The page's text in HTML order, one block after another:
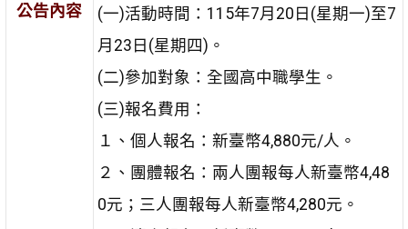
公告內容
(一)活動時間：115年7月20日(星期一)至7
月23日(星期四)。
(二)參加對象：全國高中職學生。
(三)報名費用：
１、個人報名：新臺幣4,880元/人。
２、團體報名：兩人團報每人新臺幣4,48
0元；三人團報每人新臺幣4,280元。